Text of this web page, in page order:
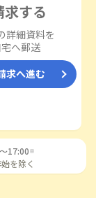
求する
詳細資料を
へ郵送
求へ進む
17:00※
を除く